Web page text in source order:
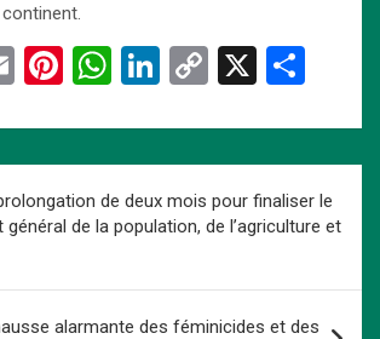
E
ail
Pi
er
es
t
W
at
A
p
Li
ke
n
C
py
n
X
ta
g
er
de deux mois pour finaliser le
de la population, de l’agriculture et
alarmante des féminicides et des